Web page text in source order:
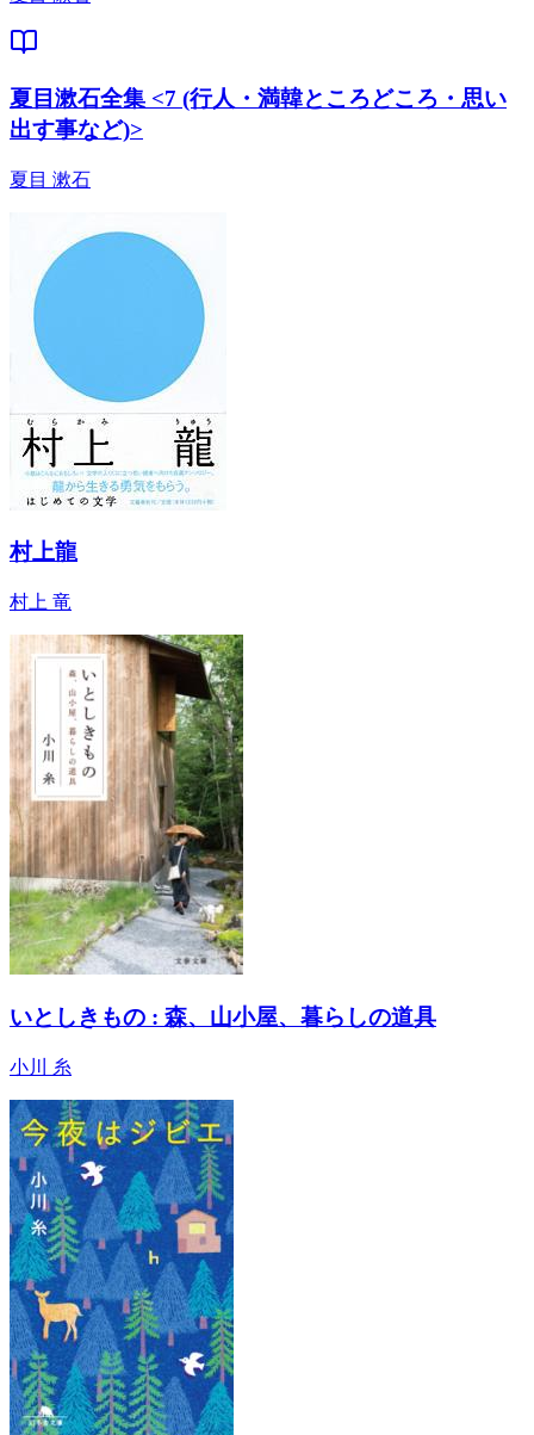
夏目漱石全集 <7 (行人・満韓ところどころ・思い
出す事など)>
夏目 漱石
村上龍
村上 竜
いとしきもの : 森、山小屋、暮らしの道具
小川 糸